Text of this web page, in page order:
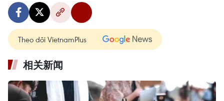
Theo dõi VietnamPlus
相关新闻